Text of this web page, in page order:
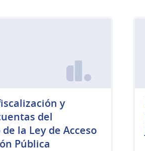
y
del
la Ley de Acceso
Pública